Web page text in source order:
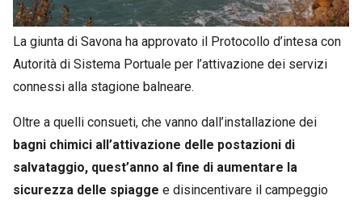
La giunta di Savona ha approvato il Protocollo d’intesa con
Autorità di Sistema Portuale per l’attivazione dei servizi
connessi alla stagione balneare.
Oltre a quelli consueti, che vanno dall’installazione dei
bagni chimici all’attivazione delle postazioni di
salvataggio, quest’anno al fine di aumentare la
sicurezza delle spiagge e disincentivare il campeggio